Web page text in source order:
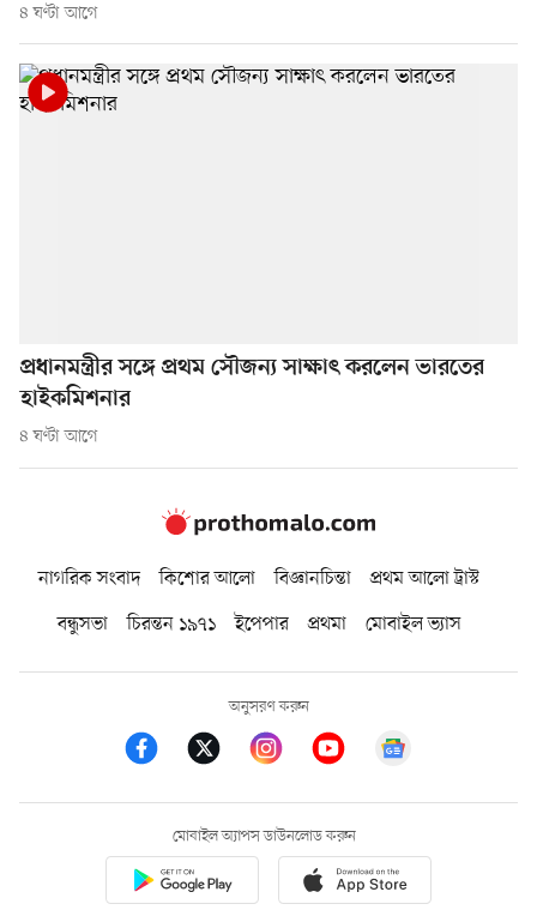
৪ ঘণ্টা আগে
প্রধানমন্ত্রীর সঙ্গে প্রথম সৌজন্য সাক্ষাৎ করলেন ভারতের
হাইকমিশনার
৪ ঘণ্টা আগে
নাগরিক সংবাদ কিশোর আলো বিজ্ঞানচিন্তা
প্রথম আলো ট্রাস্ট
বন্ধুসভা
চিরন্তন ১৯৭১ ইপেপার প্রথমা মোবাইল ভ্যাস
অনুসরণ করুন
মোবাইল অ্যাপস ডাউনলোড করুন